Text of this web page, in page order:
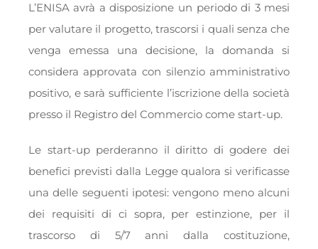
L’ENISA avrà a disposizione un periodo di 3 mesi
per valutare il progetto, trascorsi i quali senza che
venga emessa una decisione, la domanda si
considera approvata con silenzio amministrativo
positivo, e sarà sufficiente l’iscrizione della società
presso il Registro del Commercio come start-up.
Le start-up perderanno il diritto di godere dei
benefici previsti dalla Legge qualora si verificasse
una delle seguenti ipotesi: vengono meno alcuni
dei requisiti di ci sopra, per estinzione, per il
trascorso di 5/7 anni dalla costituzione,